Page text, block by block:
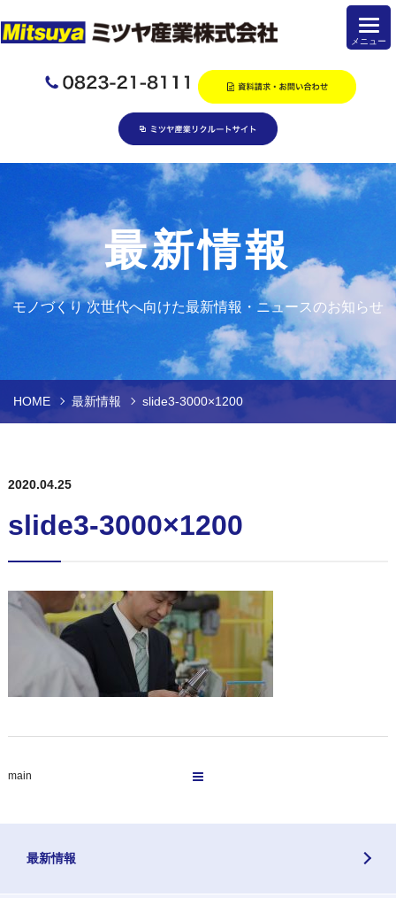
最新情報
モノづくり 次世代へ向けた最新情報・ニュースのお知らせ
HOME 最新情報 slide3-3000×1200
最新情報
2020.04.25
slide3-3000×1200
main